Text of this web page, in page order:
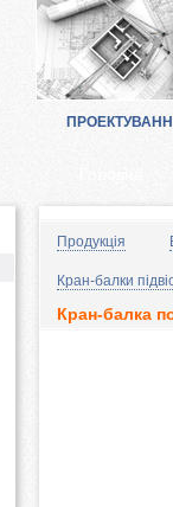
Продукція
Кран-балки
Кран-балка